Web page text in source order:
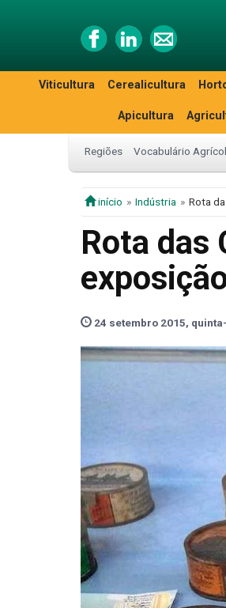
Viticultura Cerealicultura
Apicultura
Regiões Vocabulário
início Indústria Rota
Rota das
24 setembro 2015,